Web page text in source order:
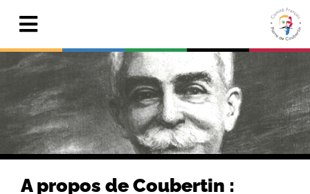
contentToggle
Navigation
Actualités
Le Comité
Pierre de Coubertin
A propos de Coubertin :